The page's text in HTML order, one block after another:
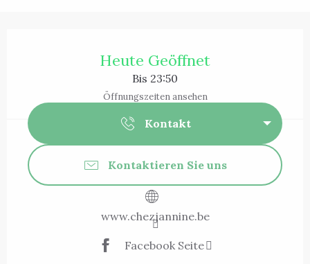
Heute Geöffnet
Bis 23:50
Öffnungszeiten ansehen
Kontakt
Kontaktieren Sie uns
www.chezjannine.be
Facebook Seite